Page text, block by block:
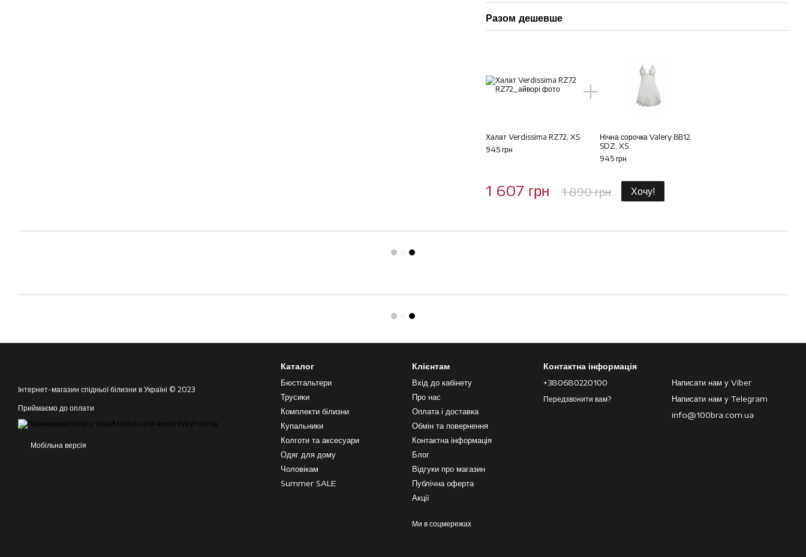
Разом дешевше
Халат Verdissima RZ72, XS
945 грн
Нічна сорочка Valery BB12
SDZ, XS
945 грн
1 607 грн 1 890 грн Хочу!
Інтернет-магазин спідньої білизни в Україні © 2023
Приймаємо до оплати
Мобільна версія
Каталог
Бюстгальтери
Трусики
Комплекти білизни
Купальники
Колготи та аксесуари
Одяг для дому
Чоловікам
Summer SALE
Клієнтам
Вхід до кабінету
Про нас
Оплата і доставка
Обмін та повернення
Контактна інформація
Блог
Відгуки про магазин
Публічна оферта
Акції
Ми в соцмережах
Контактна інформація
+380680220100
Передзвонити вам?
Написати нам у Viber
Написати нам у Telegram
info@100bra.com.ua